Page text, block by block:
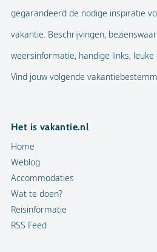
gegarandeerd de nodige inspiratie
vakantie. Beschrijvingen,
weersinformatie, handige links,
Vind jouw volgende
Het is vakantie.nl
Home
Weblog
Accommodaties
Wat te doen?
Reisinformatie
RSS Feed